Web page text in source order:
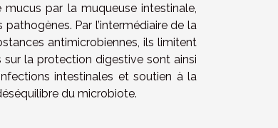
par la muqueuse intestinale,
Par l’intermédiaire de la
antimicrobiennes, ils limitent
la protection digestive sont ainsi
intestinales et soutien à la
du microbiote.